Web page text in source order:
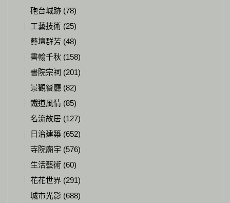
砲台城跡 (78)
工藝技術 (25)
藝壇群芳 (48)
書翰千秋 (158)
書院宗祠 (201)
景觀餐廳 (82)
鐵道風情 (85)
名流故居 (127)
日治建築 (652)
寺院廟宇 (576)
生活藝術 (60)
花花世界 (291)
城市光影 (688)